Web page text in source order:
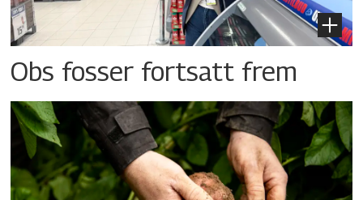
Obs fosser fortsatt frem